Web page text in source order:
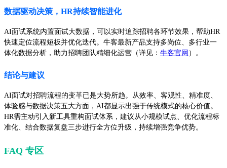
数据驱动决策，HR持续智能进化
AI面试系统内置面试大数据，可以实时追踪招聘各环节效果，帮助HR
快速定位流程短板并优化迭代。牛客最新产品支持多岗位、多行业一
体化数据分析，助力招聘团队精细化运营（详见： 牛客官网 ）。
结论与建议
AI面试对招聘流程的变革已是大势所趋。从效率、客观性、精准度、
体验感与数据决策五大方面，AI都显示出强于传统模式的核心价值。
HR需主动引入新工具重构面试体系，建议从小规模试点、优化流程标
准化、结合数据复盘三步进行全方位升级，持续增强竞争优势。
FAQ 专区